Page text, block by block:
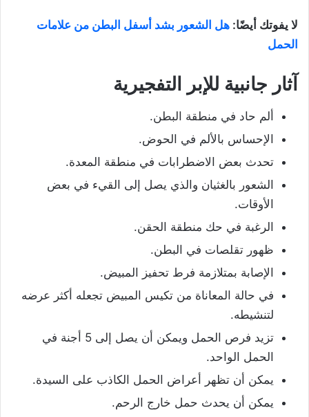
لا يفوتك أيضًا: هل الشعور بشد أسفل البطن من علامات
الحمل
آثار جانبية للإبر التفجيرية
ألم حاد في منطقة البطن.
الإحساس بالألم في الحوض.
تحدث بعض الاضطرابات في منطقة المعدة.
الشعور بالغثيان والذي يصل إلى القيء في بعض
الأوقات.
الرغبة في حك منطقة الحقن.
ظهور تقلصات في البطن.
الإصابة بمتلازمة فرط تحفيز المبيض.
في حالة المعاناة من تكيس المبيض تجعله أكثر عرضه
لتنشيطه.
تزيد فرص الحمل ويمكن أن يصل إلى 5 أجنة في
الحمل الواحد.
يمكن أن تظهر أعراض الحمل الكاذب على السيدة.
يمكن أن يحدث حمل خارج الرحم.